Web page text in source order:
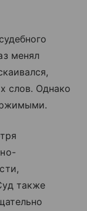
менял
слов. Однако
также